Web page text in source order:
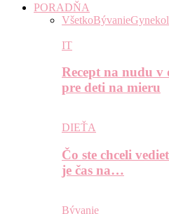
PORADŇA
VšetkoBývanie
IT
Recept na nudu
pre deti na mieru
DIEŤA
Čo ste chceli
je čas na…
Bývanie